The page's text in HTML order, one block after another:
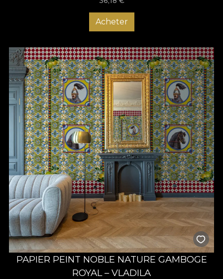
Acheter
PAPIER PEINT NOBLE NATURE GAMBOGE
ROYAL – VLADILA